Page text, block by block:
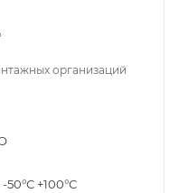
организаций
-50°С +100°С